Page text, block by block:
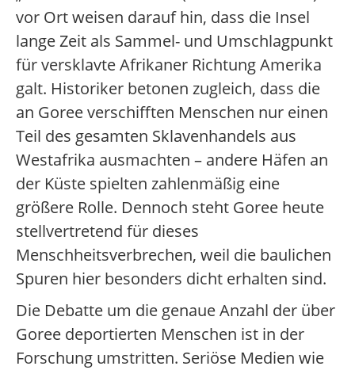
vor Ort weisen darauf hin, dass die Insel
lange Zeit als Sammel- und Umschlagpunkt
für versklavte Afrikaner Richtung Amerika
galt. Historiker betonen zugleich, dass die
an Goree verschifften Menschen nur einen
Teil des gesamten Sklavenhandels aus
Westafrika ausmachten – andere Häfen an
der Küste spielten zahlenmäßig eine
größere Rolle. Dennoch steht Goree heute
stellvertretend für dieses
Menschheitsverbrechen, weil die baulichen
Spuren hier besonders dicht erhalten sind.
Die Debatte um die genaue Anzahl der über
Goree deportierten Menschen ist in der
Forschung umstritten. Seriöse Medien wie